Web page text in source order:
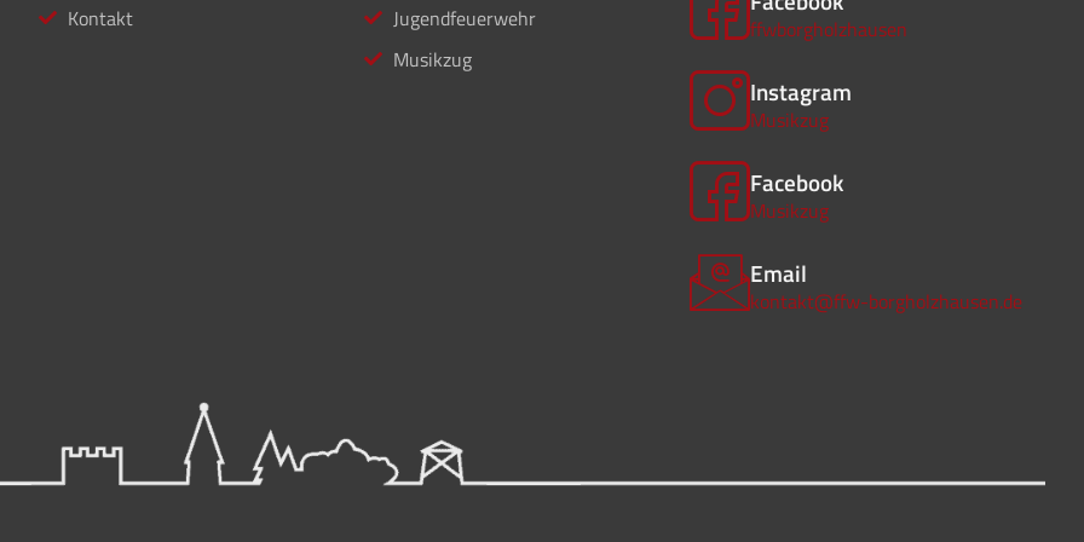
Kontakt
Jugendfeuerwehr
Musikzug
ffwborgholzhausen
Instagram
Musikzug
Facebook
Musikzug
Email
kontakt@ffw-borgholzhausen.de